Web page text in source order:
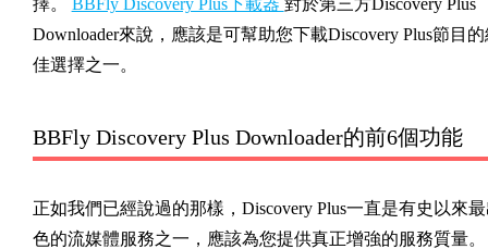
Downloader來說，應該是可幫助您下載Discovery Plus節目的
佳選擇之一。
BBFly Discovery Plus Downloader的前6個功能
正如我們已經說過的那樣，Discovery Plus一直是有史以來
色的流媒體服務之一，應該為您提供真正增強的服務質量。